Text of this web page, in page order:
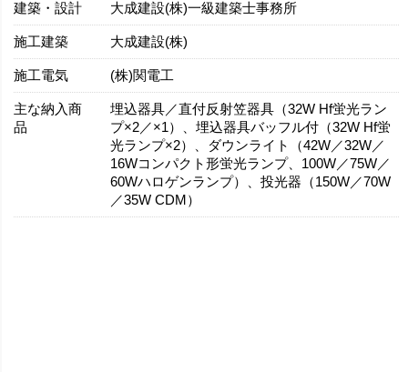
建築・設計 大成建設(株)一級建築士事務所
施工建築 大成建設(株)
施工電気 (株)関電工
主な納入商
品
埋込器具／直付反射笠器具（32W Hf蛍光ラン
プ×2／×1）、埋込器具バッフル付（32W Hf蛍
光ランプ×2）、ダウンライト（42W／32W／
16Wコンパクト形蛍光ランプ、100W／75W／
60Wハロゲンランプ）、投光器（150W／70W
／35W CDM）